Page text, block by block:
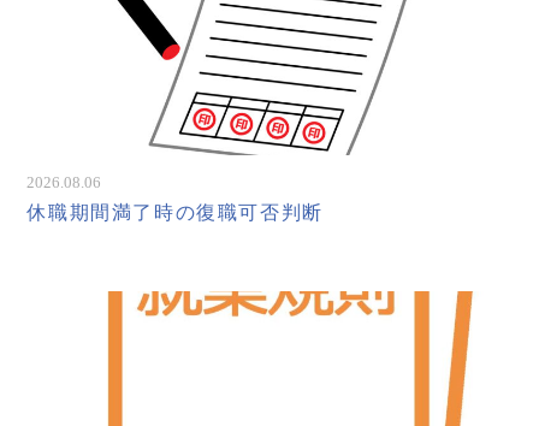
2026.08.06
休職期間満了時の復職可否判断